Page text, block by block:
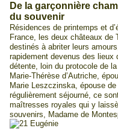
De la garçonnière
du souvenir
Résidences de printemps et
France, les deux châteaux de
destinés à abriter leurs
rapidement devenus des lieux
détente, loin du protocole de
Marie-Thérèse d’Autriche,
Marie Leszczinska, épouse
régulièrement séjourné, ce
maîtresses royales qui y
souvenirs, Madame de